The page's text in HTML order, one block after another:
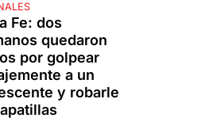
Fe: dos
quedaron
por golpear
a un
y robarle